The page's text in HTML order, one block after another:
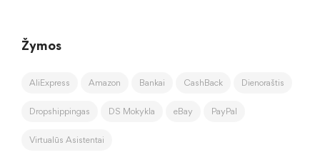
Žymos
AliExpress Amazon Bankai CashBack Dienoraštis
Dropshippingas DS Mokykla eBay PayPal
Virtualūs Asistentai